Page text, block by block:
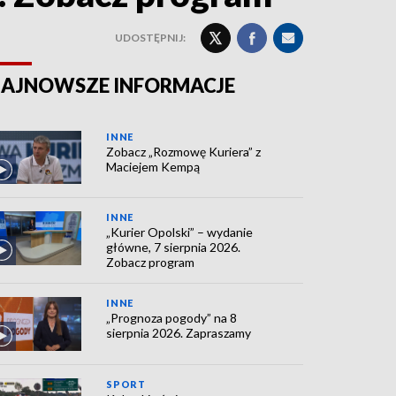
UDOSTĘPNIJ:
INFORMACJE
INNE
Zobacz „Rozmowę Kuriera” z
Maciejem Kempą
INNE
„Kurier Opolski” – wydanie
główne, 7 sierpnia 2026.
Zobacz program
INNE
„Prognoza pogody” na 8
sierpnia 2026. Zapraszamy
SPORT